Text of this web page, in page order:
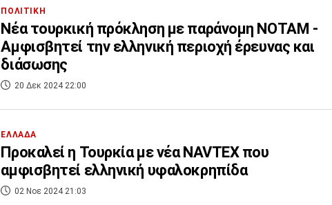
ΠΟΛΙΤΙΚΗ
Νέα τουρκική πρόκληση με παράνομη ΝΟΤΑΜ -
Αμφισβητεί την ελληνική περιοχή έρευνας και
διάσωσης
20 Δεκ 2024 22:00
ΕΛΛΑΔΑ
Προκαλεί η Τουρκία με νέα NAVTEX που
αμφισβητεί ελληνική υφαλοκρηπίδα
02 Νοε 2024 21:03